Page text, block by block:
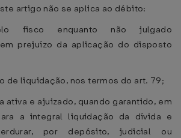
artigo não se aplica ao débito:
fisco enquanto não julgado
prejuízo da aplicação do disposto
de liquidação, nos termos do art. 79;
ativa e ajuizado, quando garantido, em
a integral liquidação da dívida e
por depósito, judicial ou